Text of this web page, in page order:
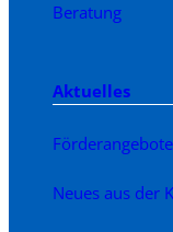
Beratung
Aktuelles
Förderangebote
Neues aus der